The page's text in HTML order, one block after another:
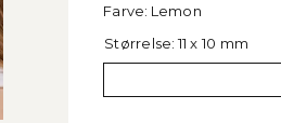
Farve: Lemon
Størrelse: 11 x 10 mm